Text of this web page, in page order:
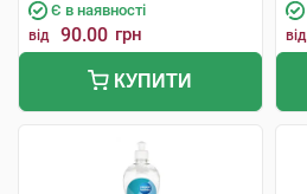
Є в наявності
від 90.00 грн
КУПИТИ
від